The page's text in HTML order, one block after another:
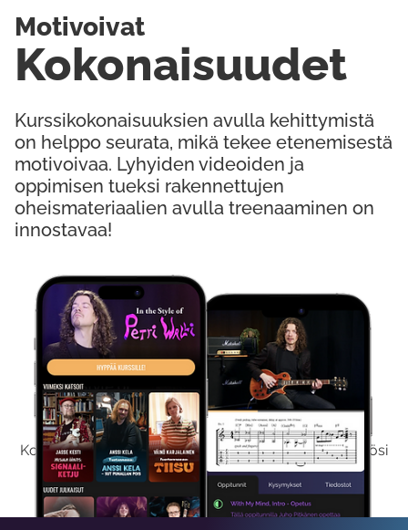
Kokeile Ilmaiseksi
Kokeilemalla ilmaiseksi saat koko sisältömme käyttöösi
viikon ajaksi.
Kurssikokonaisuuksien avulla kehittymistä
on helppo seurata, mikä tekee etenemisestä
motivoivaa. Lyhyiden videoiden ja
oppimisen tueksi rakennettujen
oheismateriaalien avulla treenaaminen on
innostavaa!
Kokonaisuudet
Motivoivat